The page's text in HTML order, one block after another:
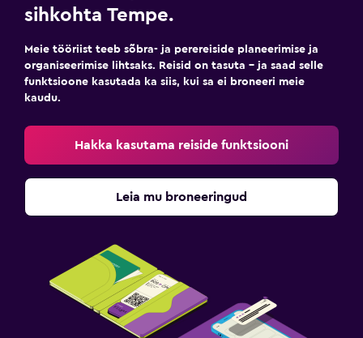
sihkohta Tempe.
Meie tööriist teeb sõbra- ja perereiside planeerimise ja
organiseerimise lihtsaks. Reisid on tasuta – ja saad selle
funktsioone kasutada ka siis, kui sa ei broneeri meie
kaudu.
Hakka kasutama reiside funktsiooni
Leia mu broneeringud